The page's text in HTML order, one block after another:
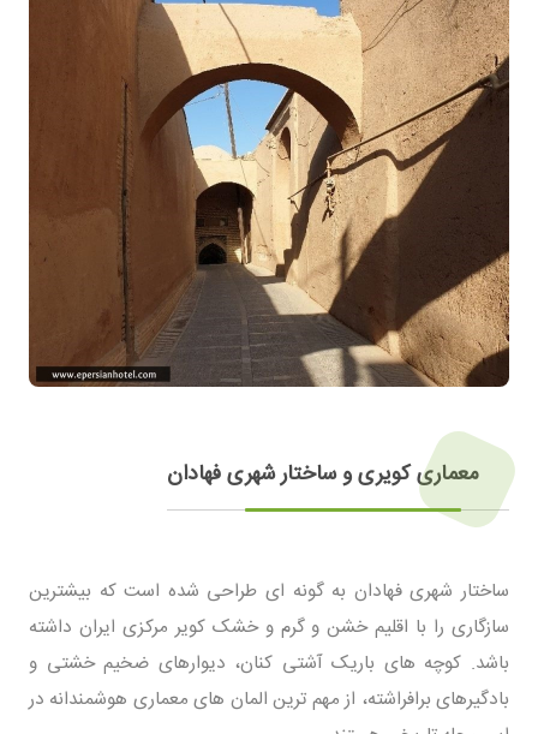
معماری کویری و ساختار شهری فهادان
ساختار شهری فهادان به گونه ای طراحی شده است که بیشترین
سازگاری را با اقلیم خشن و گرم و خشک کویر مرکزی ایران داشته
باشد. کوچه های باریک آشتی کنان، دیوارهای ضخیم خشتی و
بادگیرهای برافراشته، از مهم ترین المان های معماری هوشمندانه در